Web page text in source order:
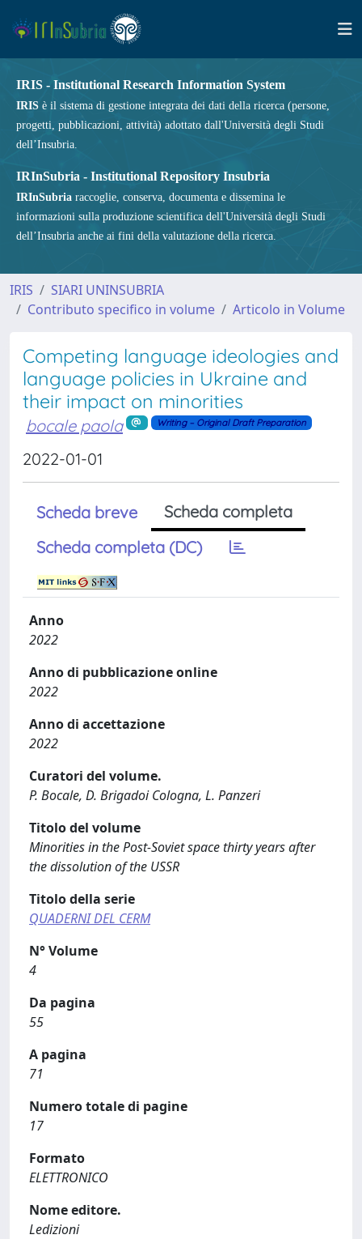
IRIS - Institutional Research Information System
IRIS è il sistema di gestione integrata dei dati della ricerca (persone,
progetti, pubblicazioni, attività) adottato dall'Università degli Studi
dell’Insubria.
IRInSubria - Institutional Repository Insubria
IRInSubria raccoglie, conserva, documenta e dissemina le
informazioni sulla produzione scientifica dell'Università degli Studi
dell’Insubria anche ai fini della valutazione della ricerca.
IRIS
SIARI UNINSUBRIA
Contributo specifico in volume
Articolo in Volume
Competing language ideologies and
language policies in Ukraine and
their impact on minorities
bocale paola Writing – Original Draft Preparation
2022-01-01
Scheda breve
Scheda completa
Scheda completa (DC)
Anno
2022
Anno di pubblicazione online
2022
Anno di accettazione
2022
Curatori del volume.
P. Bocale, D. Brigadoi Cologna, L. Panzeri
Titolo del volume
Minorities in the Post-Soviet space thirty years after
the dissolution of the USSR
Titolo della serie
QUADERNI DEL CERM
N° Volume
4
Da pagina
55
A pagina
71
Numero totale di pagine
17
Formato
ELETTRONICO
Nome editore.
Ledizioni